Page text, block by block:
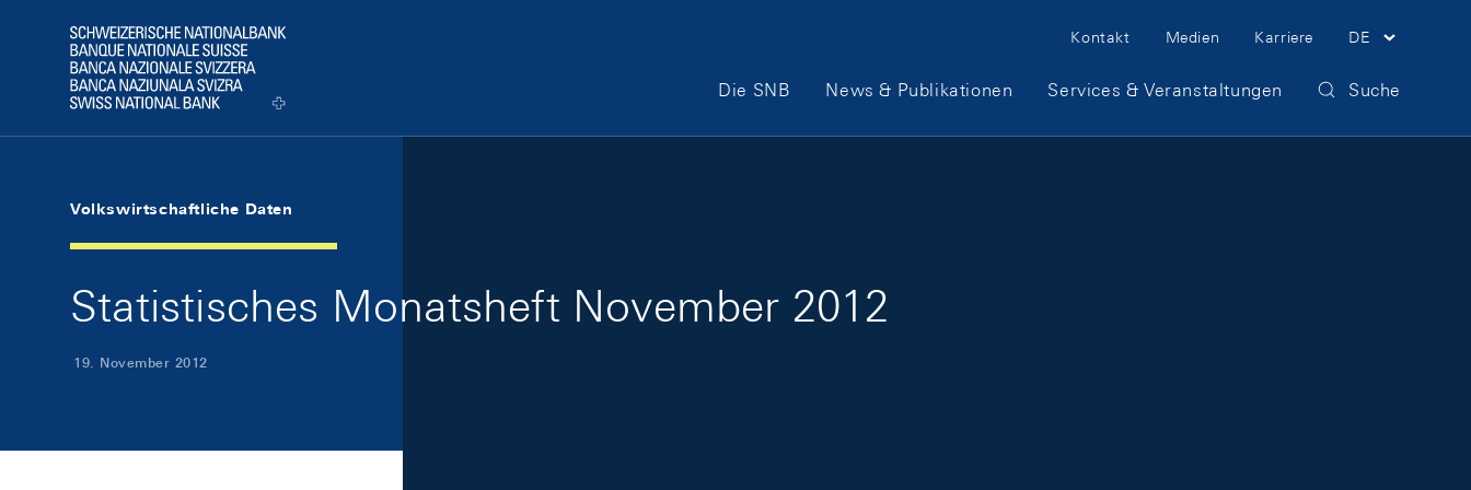
Logo
Meta Navigation
Kontakt Medien Karriere DE
Hauptnavigation
Die SNB News & Publikationen Services & Veranstaltungen Suche
Volkswirtschaftliche Daten
Statistisches Monatsheft November 2012
19. November 2012